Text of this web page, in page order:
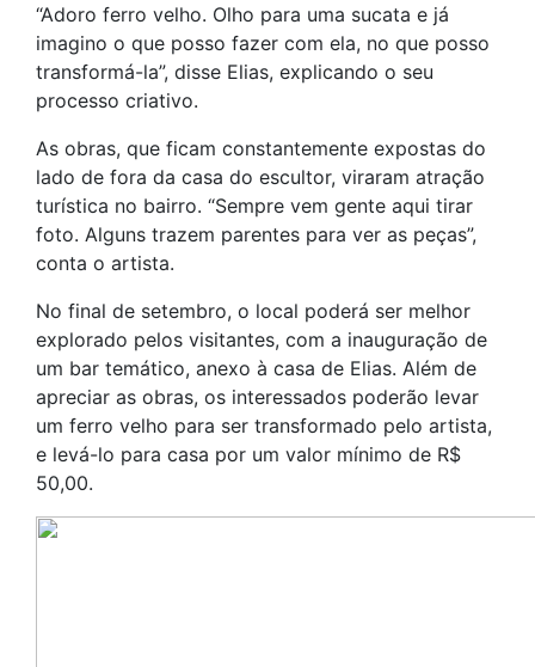
“Adoro ferro velho. Olho para uma sucata e já
imagino o que posso fazer com ela, no que posso
transformá-la”, disse Elias, explicando o seu
processo criativo.
As obras, que ficam constantemente expostas do
lado de fora da casa do escultor, viraram atração
turística no bairro. “Sempre vem gente aqui tirar
foto. Alguns trazem parentes para ver as peças”,
conta o artista.
No final de setembro, o local poderá ser melhor
explorado pelos visitantes, com a inauguração de
um bar temático, anexo à casa de Elias. Além de
apreciar as obras, os interessados poderão levar
um ferro velho para ser transformado pelo artista,
e levá-lo para casa por um valor mínimo de R$
50,00.